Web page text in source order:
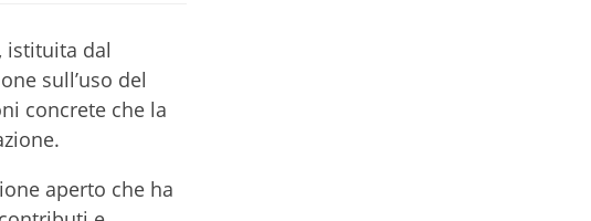
istituita dal
sull’uso del
concrete che la
aperto che ha